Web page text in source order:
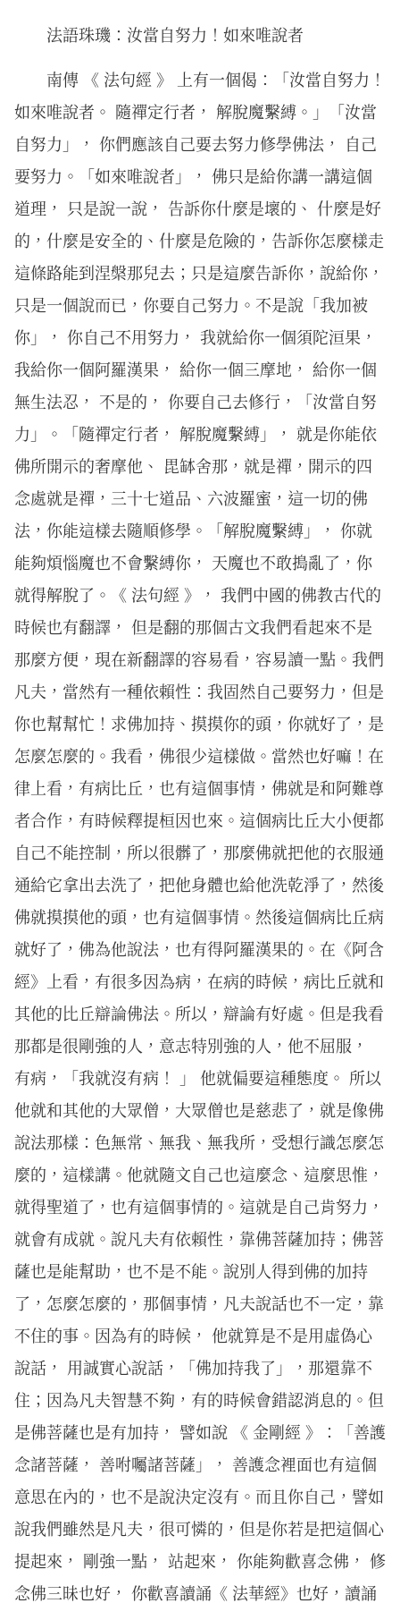
法語珠璣：汝當自努力！如來唯說者
南傳 《 法句經 》 上有一個偈：「汝當自努力！
如來唯說者。 隨禪定行者， 解脫魔繫縛。」「汝當
自努力」， 你們應該自己要去努力修學佛法， 自己
要努力。「如來唯說者」， 佛只是給你講一講這個
道理， 只是說一說， 告訴你什麼是壞的、 什麼是好
的，什麼是安全的、什麼是危險的，告訴你怎麼樣走
這條路能到涅槃那兒去；只是這麼告訴你，說給你，
只是一個說而已，你要自己努力。不是說「我加被
你」， 你自己不用努力， 我就給你一個須陀洹果，
我給你一個阿羅漢果， 給你一個三摩地， 給你一個
無生法忍， 不是的， 你要自己去修行，「汝當自努
力」。「隨禪定行者， 解脫魔繫縛」， 就是你能依
佛所開示的奢摩他、 毘缽舍那，就是禪，開示的四
念處就是禪，三十七道品、六波羅蜜，這一切的佛
法，你能這樣去隨順修學。「解脫魔繫縛」， 你就
能夠煩惱魔也不會繫縛你， 天魔也不敢搗亂了，你
就得解脫了。《 法句經 》， 我們中國的佛教古代的
時候也有翻譯， 但是翻的那個古文我們看起來不是
那麼方便，現在新翻譯的容易看，容易讀一點。我們
凡夫，當然有一種依賴性：我固然自己要努力，但是
你也幫幫忙！求佛加持、摸摸你的頭，你就好了，是
怎麼怎麼的。我看，佛很少這樣做。當然也好嘛！在
律上看，有病比丘，也有這個事情，佛就是和阿難尊
者合作，有時候釋提桓因也來。這個病比丘大小便都
自己不能控制，所以很髒了，那麼佛就把他的衣服通
通給它拿出去洗了，把他身體也給他洗乾淨了，然後
佛就摸摸他的頭，也有這個事情。然後這個病比丘病
就好了，佛為他說法，也有得阿羅漢果的。在《阿含
經》上看，有很多因為病，在病的時候，病比丘就和
其他的比丘辯論佛法。所以，辯論有好處。但是我看
那都是很剛強的人，意志特別強的人，他不屈服，
有病，「我就沒有病！ 」 他就偏要這種態度。 所以
他就和其他的大眾僧，大眾僧也是慈悲了，就是像佛
說法那樣：色無常、無我、無我所，受想行識怎麼怎
麼的，這樣講。他就隨文自己也這麼念、這麼思惟，
就得聖道了，也有這個事情的。這就是自己肯努力，
就會有成就。說凡夫有依賴性，靠佛菩薩加持；佛菩
薩也是能幫助，也不是不能。說別人得到佛的加持
了，怎麼怎麼的，那個事情，凡夫說話也不一定，靠
不住的事。因為有的時候， 他就算是不是用虛偽心
說話， 用誠實心說話，「佛加持我了」，那還靠不
住；因為凡夫智慧不夠，有的時候會錯認消息的。但
是佛菩薩也是有加持， 譬如說 《 金剛經 》：「善護
念諸菩薩， 善咐囑諸菩薩」， 善護念裡面也有這個
意思在內的，也不是說決定沒有。而且你自己，譬如
說我們雖然是凡夫，很可憐的，但是你若是把這個心
提起來， 剛強一點， 站起來， 你能夠歡喜念佛， 修
念佛三昧也好， 你歡喜讀誦《 法華經》也好，讀誦